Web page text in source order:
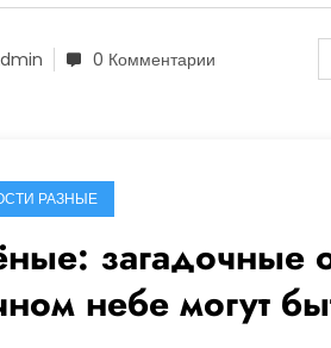
0 Комментарии
РАЗНЫЕ
загадочные
небе могут